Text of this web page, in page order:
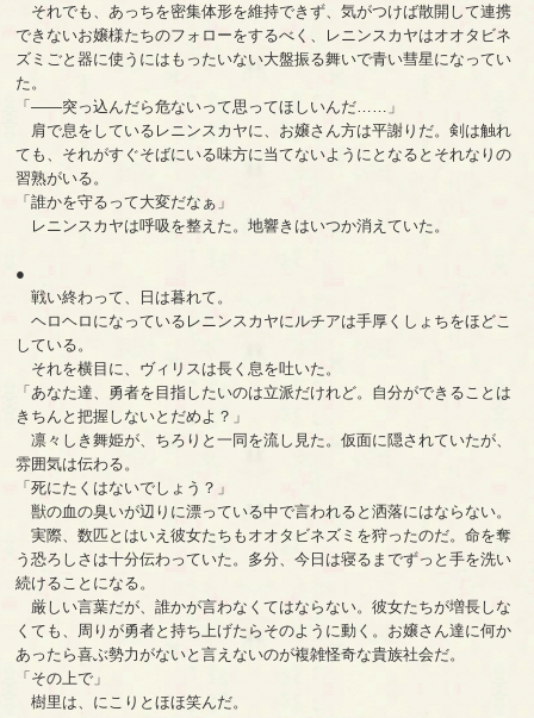
それでも、あっちを密集体形を維持できず、気がつけば散開して連携
できないお嬢様たちのフォローをするべく、レニンスカヤはオオタビネ
ズミごと器に使うにはもったいない大盤振る舞いで青い彗星になってい
た。
「――突っ込んだら危ないって思ってほしいんだ……」
肩で息をしているレニンスカヤに、お嬢さん方は平謝りだ。剣は触れ
ても、それがすぐそばにいる味方に当てないようにとなるとそれなりの
習熟がいる。
「誰かを守るって大変だなぁ」
レニンスカヤは呼吸を整えた。地響きはいつか消えていた。
●
戦い終わって、日は暮れて。
ヘロヘロになっているレニンスカヤにルチアは手厚くしょちをほどこ
している。
それを横目に、ヴィリスは長く息を吐いた。
「あなた達、勇者を目指したいのは立派だけれど。自分ができることは
きちんと把握しないとだめよ？」
凛々しき舞姫が、ちろりと一同を流し見た。仮面に隠されていたが、
雰囲気は伝わる。
「死にたくはないでしょう？」
獣の血の臭いが辺りに漂っている中で言われると洒落にはならない。
実際、数匹とはいえ彼女たちもオオタビネズミを狩ったのだ。命を奪
う恐ろしさは十分伝わっていた。多分、今日は寝るまでずっと手を洗い
続けることになる。
厳しい言葉だが、誰かが言わなくてはならない。彼女たちが増長しな
くても、周りが勇者と持ち上げたらそのように動く。お嬢さん達に何か
あったら喜ぶ勢力がないと言えないのが複雑怪奇な貴族社会だ。
「その上で」
樹里は、にこりとほほ笑んだ。